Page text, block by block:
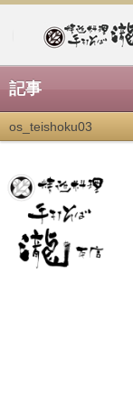
記事
os_teishoku03